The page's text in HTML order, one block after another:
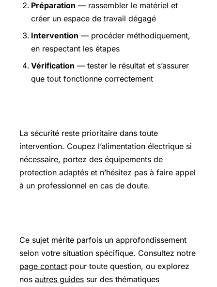
Préparation — rassembler le matériel et
créer un espace de travail dégagé
Intervention — procéder méthodiquement,
en respectant les étapes
Vérification — tester le résultat et s’assurer
que tout fonctionne correctement
La sécurité reste prioritaire dans toute
intervention. Coupez l’alimentation électrique si
nécessaire, portez des équipements de
protection adaptés et n’hésitez pas à faire appel
à un professionnel en cas de doute.
Ce sujet mérite parfois un approfondissement
selon votre situation spécifique. Consultez notre
page contact pour toute question, ou explorez
nos autres guides sur des thématiques